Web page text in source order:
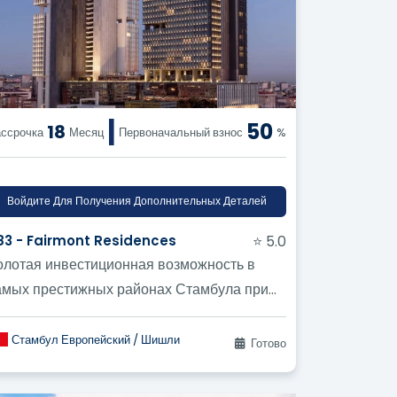
публичные продажи? ?
прямо сейчас? ?
?
?
18 Месяц | Первоначальный взнос 50 %
Войдите Для Получения Дополнительных Деталей
- Fairmont Residences
⭐ 5.0
инвестиционная возможность в
престижных районах Стамбула при
квартиры в Шишли.
Стамбул Европейский / Шишли Готово